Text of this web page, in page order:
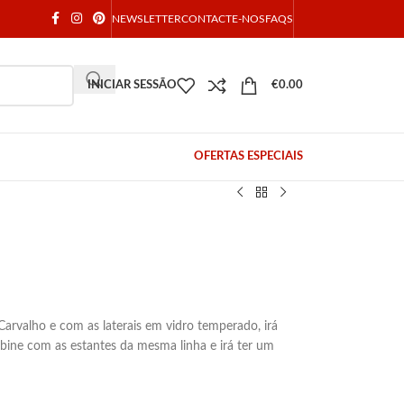
NEWSLETTERCONTACTE-NOSFAQS
INICIAR SESSÃO €0.00
OFERTAS ESPECIAIS
e com as laterais em vidro temperado, irá
com as estantes da mesma linha e irá ter um